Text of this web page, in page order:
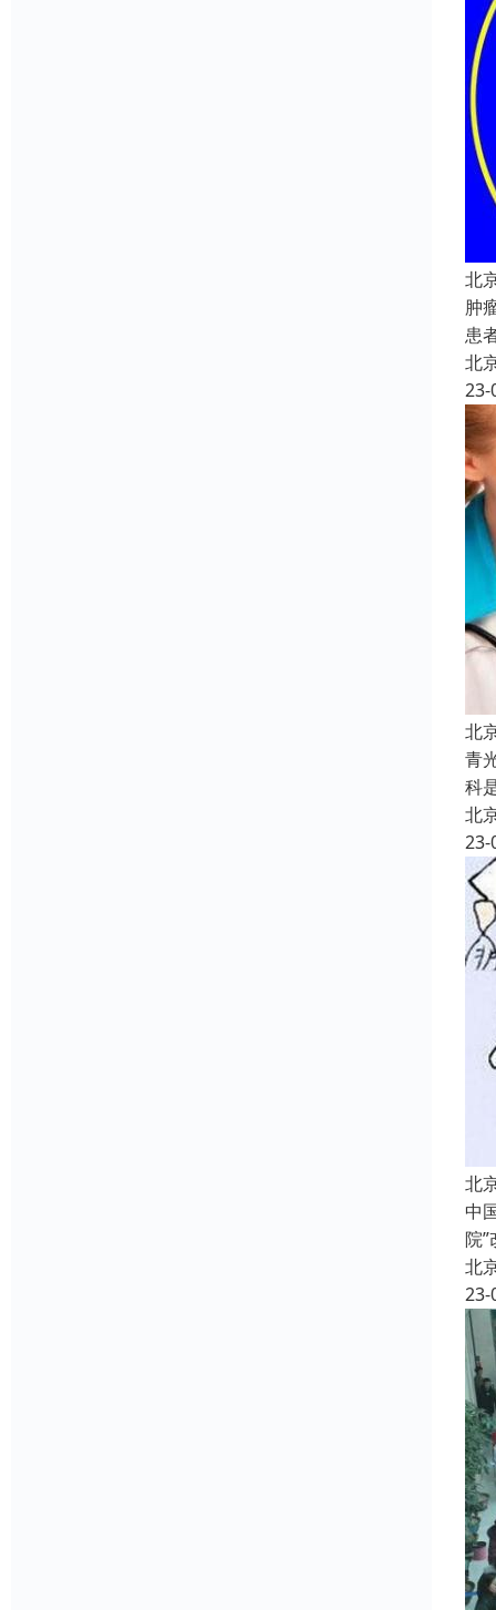
北
肿
患
北
23-
北
青
科
北
23-
北
中
院
北
23-